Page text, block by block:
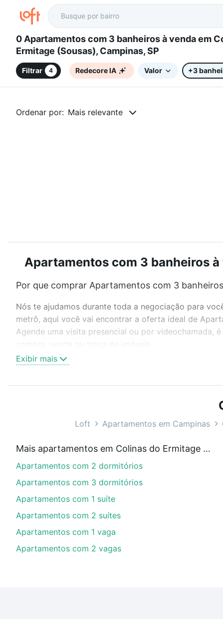
0 Apartamentos com 3 banheiros à venda em Colinas do
Ermitage (Sousas), Campinas, SP
Filtrar 4 Redecore IA Valor +3
Ordenar por: Mais relevante
Apartamentos com 3 banheiros
Por que comprar Apartamentos com 3
Nós te ajudamos durante toda a negociação para
metrô, aqui você vai encontrar a oferta ideal de
Agende uma visita presencial ou por videochamada,
Como escolher um imóvel?
Use barra de busca no topo para pesquisar por
ou sem vaga de garagem para combinar
Apartamentos com 3 banheiros à venda em Colinas
Aqui na Loft temos a oferta ideal para você, com
e com nossas opções de financiamento imobiliário
de compra, veja em nosso portal
quanto custa
Exibir mais
Loft Apartamentos em Campinas
Mais apartamentos em Colinas do Ermitage (Sousas)
Apartamentos com 2 dormitórios
Apartamentos com 3 dormitórios
Apartamentos com 1 suíte
Apartamentos com 2 suítes
Apartamentos com 1 vaga
Apartamentos com 2 vagas